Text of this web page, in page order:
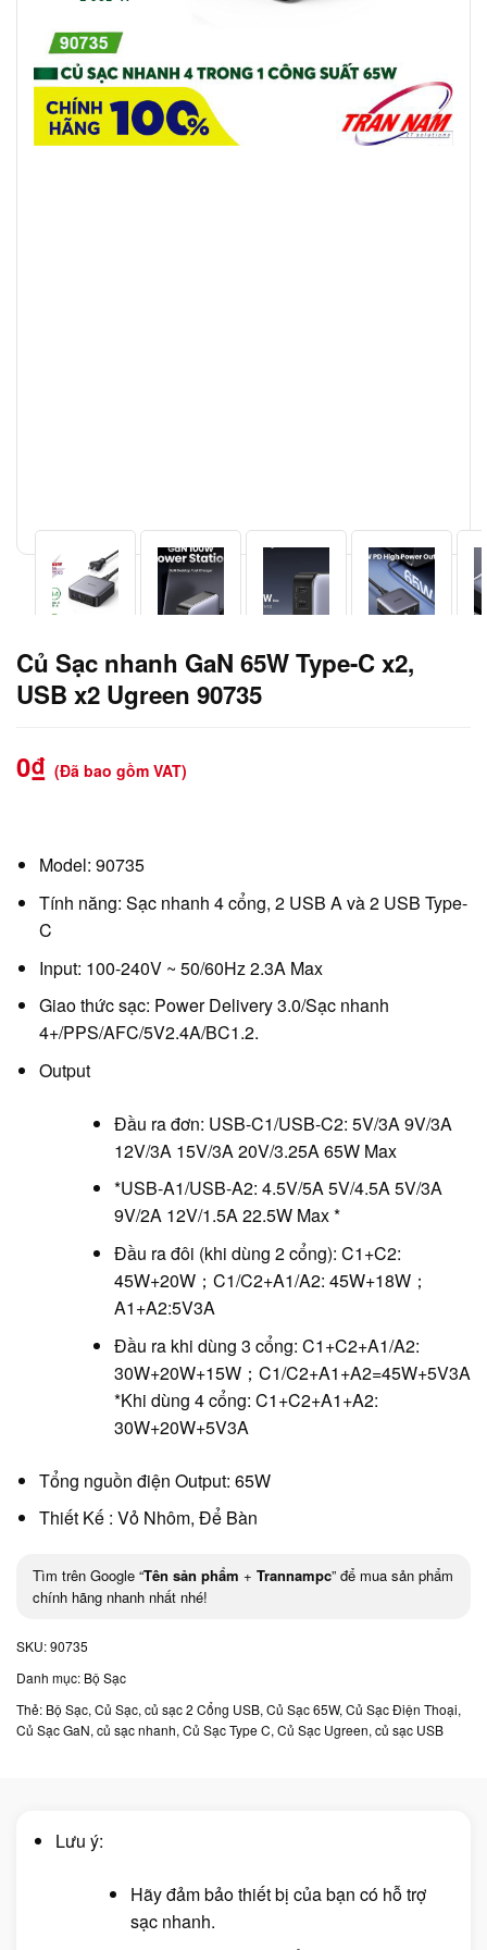
Củ Sạc nhanh GaN 65W Type-C x2,
USB x2 Ugreen 90735
0₫ (Đã bao gồm VAT)
Model: 90735
Tính năng: Sạc nhanh 4 cổng, 2 USB A và 2 USB Type-
C
Input: 100-240V ~ 50/60Hz 2.3A Max
Giao thức sạc: Power Delivery 3.0/Sạc nhanh
4+/PPS/AFC/5V2.4A/BC1.2.
Output
Đầu ra đơn: USB-C1/USB-C2: 5V/3A 9V/3A
12V/3A 15V/3A 20V/3.25A 65W Max
*USB-A1/USB-A2: 4.5V/5A 5V/4.5A 5V/3A
9V/2A 12V/1.5A 22.5W Max *
Đầu ra đôi (khi dùng 2 cổng): C1+C2:
45W+20W；C1/C2+A1/A2: 45W+18W；
A1+A2:5V3A
Đầu ra khi dùng 3 cổng: C1+C2+A1/A2:
30W+20W+15W；C1/C2+A1+A2=45W+5V3A
*Khi dùng 4 cổng: C1+C2+A1+A2:
30W+20W+5V3A
Tổng nguồn điện Output: 65W
Thiết Kế : Vỏ Nhôm, Để Bàn
Tìm trên Google “Tên sản phẩm + Trannampc” để mua sản phẩm
chính hãng nhanh nhất nhé!
SKU:90735
Danh mục: Bộ Sạc
Thẻ: Bộ Sạc, Củ Sạc, củ sạc 2 Cổng USB, Củ Sạc 65W, Củ Sạc Điện Thoại,
Củ Sạc GaN, củ sạc nhanh, Củ Sạc Type C, Củ Sạc Ugreen, củ sạc USB
Lưu ý:
Hãy đảm bảo thiết bị của bạn có hỗ trợ
sạc nhanh.